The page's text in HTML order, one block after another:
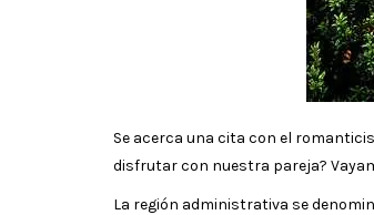
Se acerca una cita con el
disfrutar con nuestra pareja?
La región administrativa se